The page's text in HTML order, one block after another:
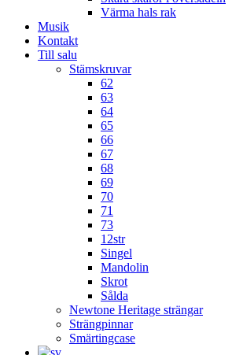
Värma hals rak
Musik
Kontakt
Till salu
Stämskruvar
62
63
64
65
66
67
68
69
70
71
73
12str
Singel
Mandolin
Skrot
Sålda
Newtone Heritage strängar
Strängpinnar
Smärtingcase